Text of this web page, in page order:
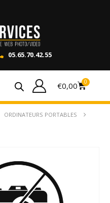
05.65.70.42.55
€0,00 0
ORDINATEURS PORTABLES